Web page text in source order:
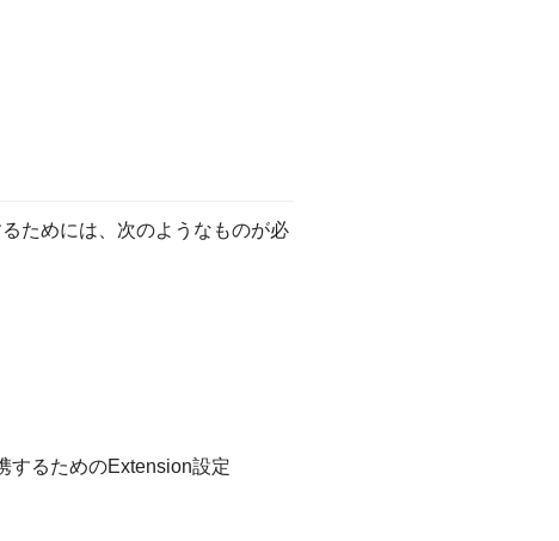
ためには、次のようなものが必
するためのExtension設定